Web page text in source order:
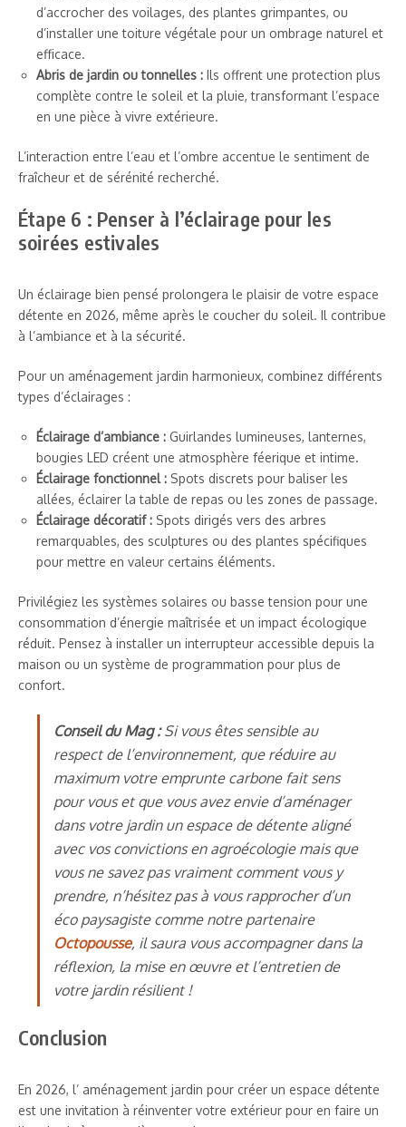
d’accrocher des voilages, des plantes grimpantes, ou
d’installer une toiture végétale pour un ombrage naturel et
efficace.
Abris de jardin ou tonnelles : Ils offrent une protection plus
complète contre le soleil et la pluie, transformant l’espace
en une pièce à vivre extérieure.
L’interaction entre l’eau et l’ombre accentue le sentiment de
fraîcheur et de sérénité recherché.
Étape 6 : Penser à l’éclairage pour les
soirées estivales
Un éclairage bien pensé prolongera le plaisir de votre espace
détente en 2026, même après le coucher du soleil. Il contribue
à l’ambiance et à la sécurité.
Pour un aménagement jardin harmonieux, combinez différents
types d’éclairages :
Éclairage d’ambiance : Guirlandes lumineuses, lanternes,
bougies LED créent une atmosphère féerique et intime.
Éclairage fonctionnel : Spots discrets pour baliser les
allées, éclairer la table de repas ou les zones de passage.
Éclairage décoratif : Spots dirigés vers des arbres
remarquables, des sculptures ou des plantes spécifiques
pour mettre en valeur certains éléments.
Privilégiez les systèmes solaires ou basse tension pour une
consommation d’énergie maîtrisée et un impact écologique
réduit. Pensez à installer un interrupteur accessible depuis la
maison ou un système de programmation pour plus de
confort.
Conseil du Mag :Si vous êtes sensible au
respect de l’environnement, que réduire au
maximum votre emprunte carbone fait sens
pour vous et que vous avez envie d’aménager
dans votre jardinun espace de détente aligné
avec vos convictions en agroécologie mais que
vous ne savez pas vraiment comment vous y
prendre, n’hésitez pas à vous rapprocher d’un
éco paysagiste comme notre partenaire
Octopousse, il saura vous accompagner dans la
réflexion, la mise en œuvre et l’entretien de
votre jardin résilient !
Conclusion
En 2026, l’ aménagement jardin pour créer un espace détente
est une invitation à réinventer votre extérieur pour en faire un